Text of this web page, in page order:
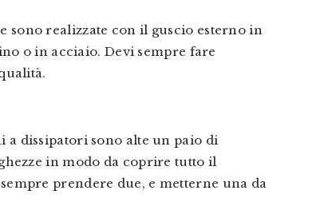
sono realizzate con il guscio esterno in
o in acciaio. Devi sempre fare
dissipatori sono alte un paio di
in modo da coprire tutto il
prendere due, e metterne una da